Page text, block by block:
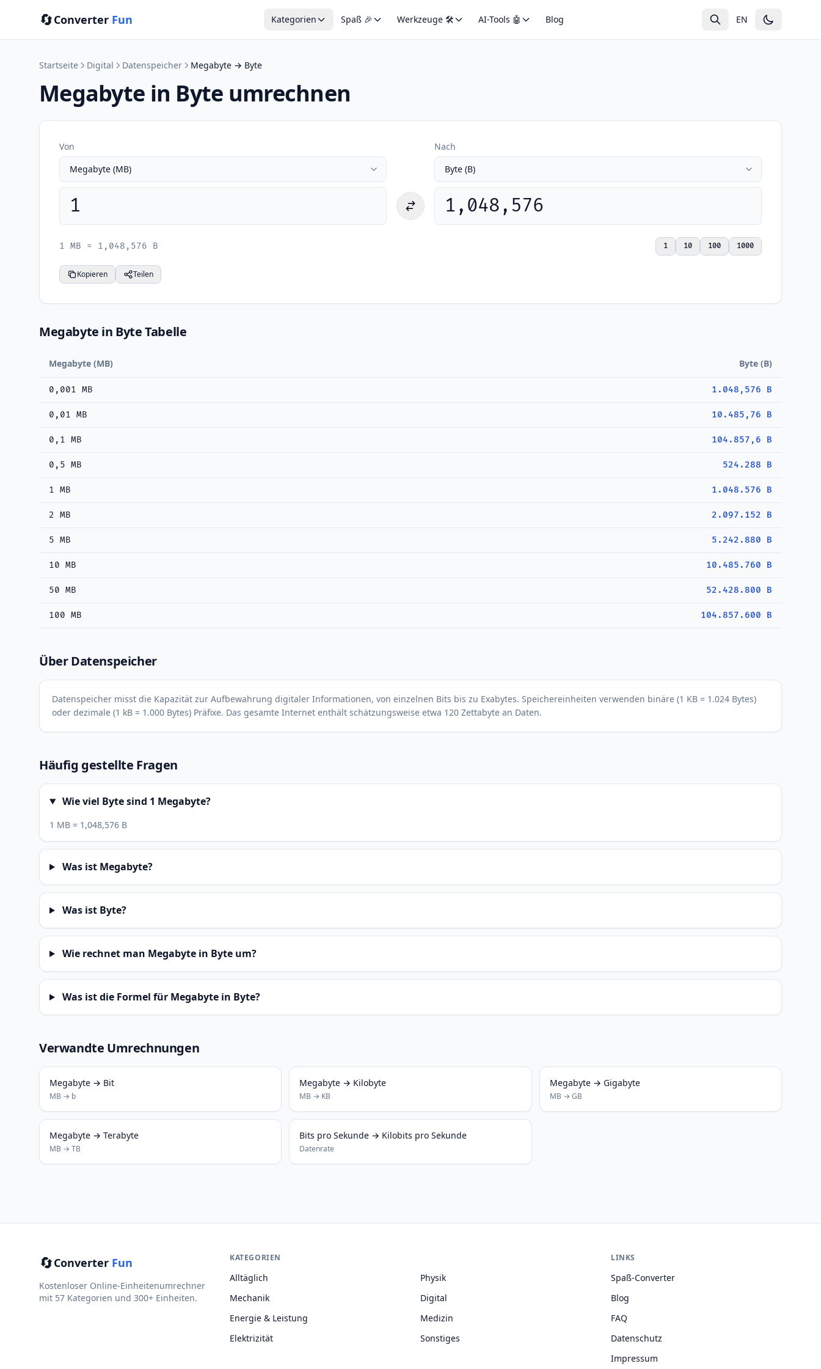
🔄Converter Fun Kategorien Spaß 🎉 Werkzeuge 🛠️ AI-Tools 🤖 Blog EN
Startseite Digital Datenspeicher Megabyte → Byte
Megabyte in Byte umrechnen
Von Nach
1,048,576
1 MB = 1,048,576 B 1 10 100 1000
Kopieren Teilen
Megabyte in Byte Tabelle
Megabyte (MB) Byte (B)
0,001 MB 1.048,576 B
0,01 MB 10.485,76 B
0,1 MB 104.857,6 B
0,5 MB 524.288 B
1 MB 1.048.576 B
2 MB 2.097.152 B
5 MB 5.242.880 B
10 MB 10.485.760 B
50 MB 52.428.800 B
100 MB 104.857.600 B
Über Datenspeicher
Datenspeicher misst die Kapazität zur Aufbewahrung digitaler Informationen, von einzelnen Bits bis zu Exabytes. Speichereinheiten verwenden binäre (1 KB = 1.024 Bytes)
oder dezimale (1 kB = 1.000 Bytes) Präfixe. Das gesamte Internet enthält schätzungsweise etwa 120 Zettabyte an Daten.
Häufig gestellte Fragen
Wie viel Byte sind 1 Megabyte?
1 MB = 1,048,576 B
Was ist Megabyte?
Was ist Byte?
Wie rechnet man Megabyte in Byte um?
Was ist die Formel für Megabyte in Byte?
Verwandte Umrechnungen
Megabyte → Bit
MB → b
Megabyte → Kilobyte
MB → KB
Megabyte → Gigabyte
MB → GB
Megabyte → Terabyte
MB → TB
Bits pro Sekunde → Kilobits pro Sekunde
Datenrate
🔄Converter Fun
Kostenloser Online-Einheitenumrechner
mit 57 Kategorien und 300+ Einheiten.
KATEGORIEN
Alltäglich
Mechanik
Energie & Leistung
Elektrizität
Physik
Digital
Medizin
Sonstiges
LINKS
Spaß-Converter
Blog
FAQ
Datenschutz
Impressum